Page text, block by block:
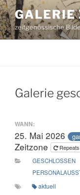
Zum
Inhalt
springen
GALERIE
zeitgenössische
Galerie
WANN:
25. Mai 2026
Zeitzone
Repeats
GESCHLOSSEN
aktuell